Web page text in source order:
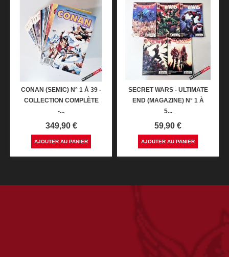
CONAN (SEMIC) N° 1 À 39 -
COLLECTION COMPLÈTE
-...
Prix
349,90 €
AJOUTER AU PANIER
SECRET WARS - ULTIMATE
END (MAGAZINE) N° 1 À
5...
Prix
59,90 €
AJOUTER AU PANIER